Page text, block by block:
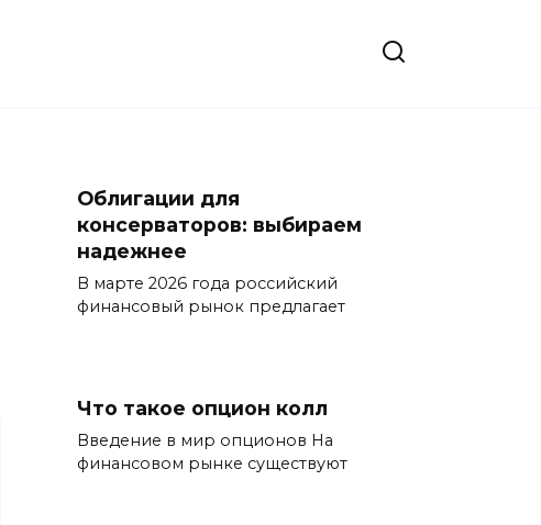
Облигации для
консерваторов: выбираем
надежнее
В марте 2026 года российский
финансовый рынок предлагает
Что такое опцион колл
Введение в мир опционов На
финансовом рынке существуют